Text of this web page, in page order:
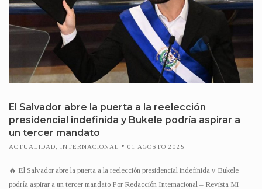
El Salvador abre la puerta a la reelección
presidencial indefinida y Bukele podría aspirar a
un tercer mandato
ACTUALIDAD INTERNACIONAL 01 AGOSTO 2025
🔥 El Salvador abre la puerta a la reelección presidencial indefinida y Bukele
podría aspirar a un tercer mandato Por Redacción Internacional – Revista Mi